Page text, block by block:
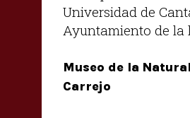
Universidad de
Ayuntamiento de la
Museo de la
Carrejo